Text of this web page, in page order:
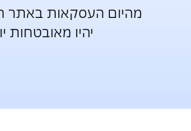
מהיום העסקאות באתר
יהיו מאובטחות